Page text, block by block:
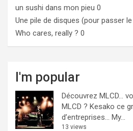
un sushi dans mon pieu 0
Une pile de disques (pour passer
Who cares, really ? 0
I'm popular
Découvrez MLCD…
MLCD ? Kesako ce
d’entreprises… My...
13 views